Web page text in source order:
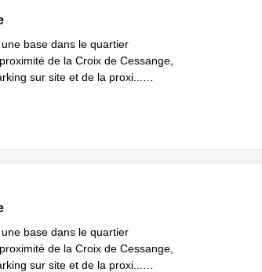
base dans le quartier
de la Croix de Cessange,
sur site et de la proxi
base dans le quartier
de la Croix de Cessange,
sur site et de la proxi